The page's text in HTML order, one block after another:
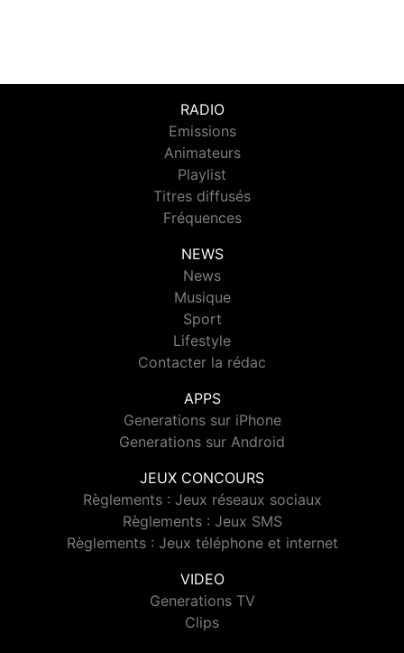
RADIO
Emissions
Animateurs
Playlist
Titres diffusés
Fréquences
NEWS
News
Musique
Sport
Lifestyle
Contacter la rédac
APPS
Generations sur iPhone
Generations sur Android
JEUX CONCOURS
Règlements : Jeux réseaux sociaux
Règlements : Jeux SMS
Règlements : Jeux téléphone et internet
VIDEO
Generations TV
Clips